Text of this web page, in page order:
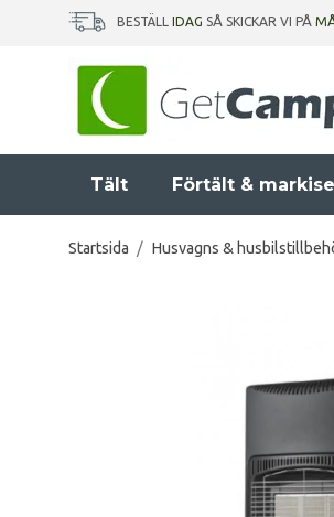
BESTÄLL IDAG SÅ SKICKAR VI PÅ
Tält Förtält &
Startsida / Husvagns &